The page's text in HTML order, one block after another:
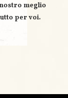
meglio
per voi.